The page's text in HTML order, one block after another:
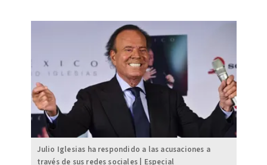
Julio Iglesias ha respondido a las acusaciones a
través de sus redes sociales | Especial